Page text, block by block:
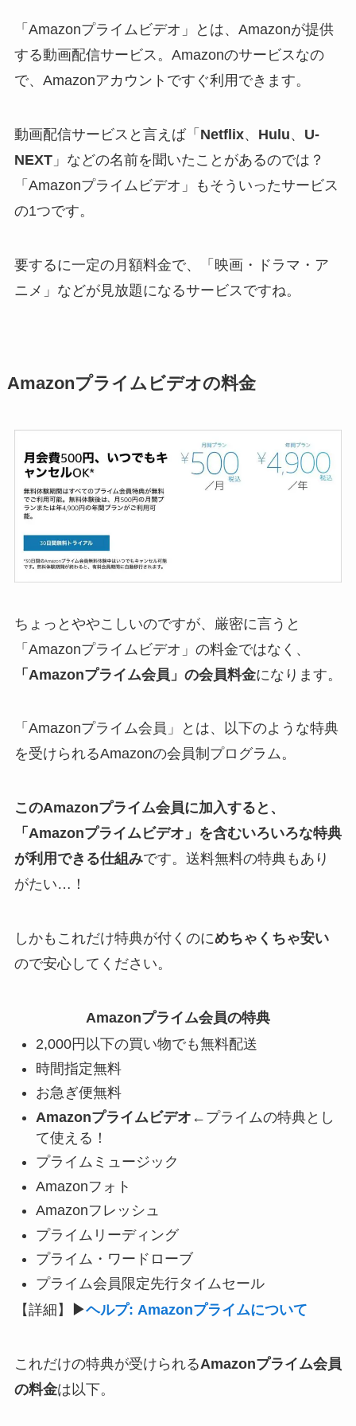
「Amazonプライムビデオ」とは、Amazonが提供
する動画配信サービス。Amazonのサービスなの
で、Amazonアカウントですぐ利用できます。
動画配信サービスと言えば「 Netflix、 Hulu、 U-
NEXT」などの名前を聞いたことがあるのでは？
「Amazonプライムビデオ」もそういったサービス
の1つです。
要するに一定の月額料金で、「映画・ドラマ・ア
ニメ」などが見放題になるサービスですね。
Amazonプライムビデオの料金
ちょっとややこしいのですが、厳密に言うと
「Amazonプライムビデオ」の料金ではなく、
「Amazonプライム会員」の会員料金になります。
「Amazonプライム会員」とは、以下のような特典
を受けられるAmazonの会員制プログラム。
このAmazonプライム会員に加入すると、
「Amazonプライムビデオ」を含むいろいろな特典
が利用できる仕組みです。送料無料の特典もあり
がたい…！
しかもこれだけ特典が付くのにめちゃくちゃ安い
ので安心してください。
Amazonプライム会員の特典
2,000円以下の買い物でも無料配送
時間指定無料
お急ぎ便無料
Amazonプライムビデオ ←プライムの特典とし
て使える！
プライムミュージック
Amazonフォト
Amazonフレッシュ
プライムリーディング
プライム・ワードローブ
プライム会員限定先行タイムセール
【詳細】
▶ヘルプ: Amazonプライムについて
これだけの特典が受けられるAmazonプライム会員
の料金は以下。